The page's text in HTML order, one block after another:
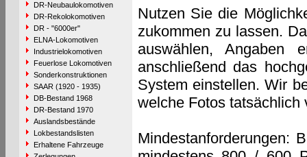
DR-Neubaulokomotiven
DR-Rekolokomotiven
DR - "6000er"
ELNA-Lokomotiven
Industrielokomotiven
Feuerlose Lokomotiven
Sonderkonstruktionen
SAAR (1920 - 1935)
DB-Bestand 1968
DR-Bestand 1970
Auslandsbestände
Lokbestandslisten
Erhaltene Fahrzeuge
Nutzen Sie die
zukommen zu lassen.
auswählen, Angaben
anschließend das
System einstellen. Wir
welche Fotos tatsächlich
Mindestanforderungen: